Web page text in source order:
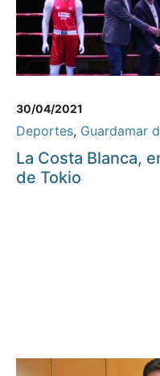
30/04/2021
Deportes, Guardamar
La Costa Blanca,
de Tokio